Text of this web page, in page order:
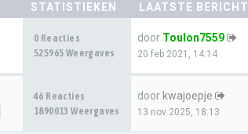
STATISTIEKEN LAATSTE BERICHT
0 Reacties
525965 Weergaves
door Toulon7559
20 feb 2021, 14:14
46 Reacties
1890013 Weergaves
door kwajoepje
13 nov 2025, 18:13